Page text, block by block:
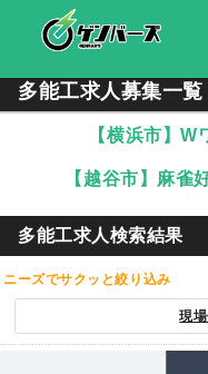
多能工求人募集一覧
【横浜市】
【越谷市】麻
多能工求人検索結果
ニーズでサクッと絞り込み
現